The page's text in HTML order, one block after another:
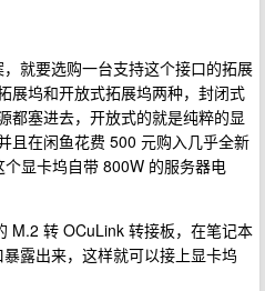
就要选购一台支持这个接口的拓展
展坞和开放式拓展坞两种，封闭式
都塞进去，开放式的就是纯粹的显
且在闲鱼花费 500 元购入几乎全新
显卡坞自带 800W 的服务器电
M.2 转 OCuLink 转接板，在笔记本
露出来，这样就可以接上显卡坞